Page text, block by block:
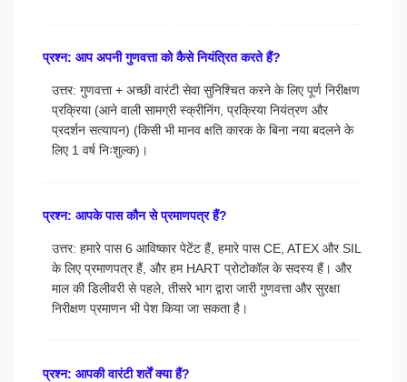
प्रश्न: आप अपनी गुणवत्ता को कैसे नियंत्रित करते हैं?
उत्तर: गुणवत्ता + अच्छी वारंटी सेवा सुनिश्चित करने के लिए पूर्ण निरीक्षण
प्रक्रिया (आने वाली सामग्री स्क्रीनिंग, प्रक्रिया नियंत्रण और
प्रदर्शन सत्यापन) (किसी भी मानव क्षति कारक के बिना नया बदलने के
लिए 1 वर्ष निःशुल्क)।
प्रश्न: आपके पास कौन से प्रमाणपत्र हैं?
उत्तर: हमारे पास 6 आविष्कार पेटेंट हैं, हमारे पास CE, ATEX और SIL
के लिए प्रमाणपत्र हैं, और हम HART प्रोटोकॉल के सदस्य हैं। और
माल की डिलीवरी से पहले, तीसरे भाग द्वारा जारी गुणवत्ता और सुरक्षा
निरीक्षण प्रमाणन भी पेश किया जा सकता है।
प्रश्न: आपकी वारंटी शर्तें क्या हैं?